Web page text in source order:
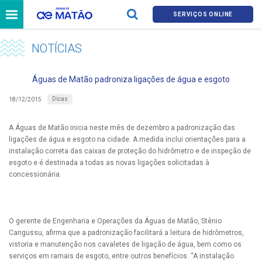
SERVIÇOS ONLINE
NOTÍCIAS
Águas de Matão padroniza ligações de água e esgoto
18/12/2015 Dicas
A Águas de Matão inicia neste mês de dezembro a padronização das
ligações de água e esgoto na cidade. A medida inclui orientações para a
instalação correta das caixas de proteção do hidrômetro e de inspeção de
esgoto e é destinada a todas as novas ligações solicitadas à
concessionária.
O gerente de Engenharia e Operações da Águas de Matão, Stênio
Cangussu, afirma que a padronização facilitará a leitura de hidrômetros,
vistoria e manutenção nos cavaletes de ligação de água, bem como os
serviços em ramais de esgoto, entre outros benefícios. “A instalação